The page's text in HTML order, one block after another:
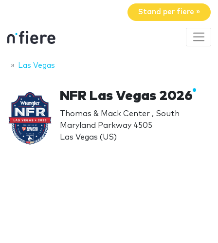
Stand per fiere »
Las Vegas
NFR Las Vegas 2026
Thomas & Mack Center , South
Maryland Parkway 4505
Las Vegas (US)